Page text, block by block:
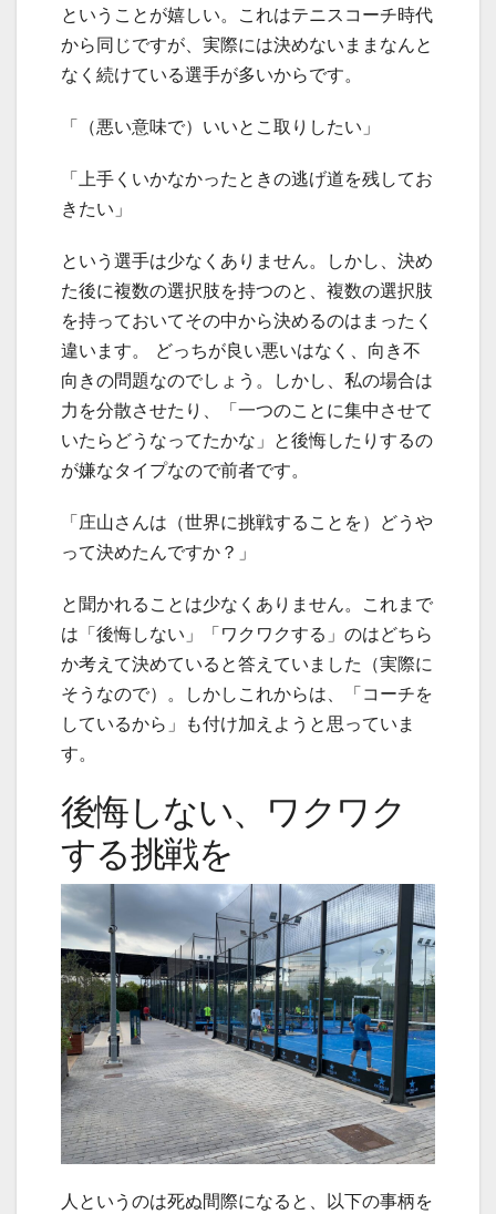
ということが嬉しい。これはテニスコーチ時代
から同じですが、実際には決めないままなんと
なく続けている選手が多いからです。
「（悪い意味で）いいとこ取りしたい」
「上手くいかなかったときの逃げ道を残してお
きたい」
という選手は少なくありません。しかし、決め
た後に複数の選択肢を持つのと、複数の選択肢
を持っておいてその中から決めるのはまったく
違います。 どっちが良い悪いはなく、向き不
向きの問題なのでしょう。しかし、私の場合は
力を分散させたり、「一つのことに集中させて
いたらどうなってたかな」と後悔したりするの
が嫌なタイプなので前者です。
「庄山さんは（世界に挑戦することを）どうや
って決めたんですか？」
と聞かれることは少なくありません。これまで
は「後悔しない」「ワクワクする」のはどちら
か考えて決めていると答えていました（実際に
そうなので）。しかしこれからは、「コーチを
しているから」も付け加えようと思っていま
す。
後悔しない、ワクワク
する挑戦を
人というのは死ぬ間際になると、以下の事柄を